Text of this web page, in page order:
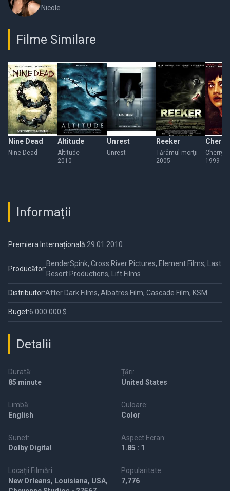
Nicole
Filme Similare
Nine Dead
Nine Dead
Altitude
Altitude
2010
Unrest
Unrest
Reeker
Tărâmul morţii
2005
Cherry
1999
Informații
Premiera Internațională:29.01.2010
Producător:
BenderSpink, Cross River Pictures, Element Films, Last
Resort Productions, Lift Films
Distribuitor:After Dark Films, Albatros Film, Cascade Film, KSM
Buget:6.000.000 $
Detalii
Durată:
85 minute
Țări:
United States
Limbă:
English
Culoare:
Color
Sunet:
Dolby Digital
Aspect Ecran:
1.85 : 1
Locații Filmări:
New Orleans, Louisiana, USA,
Popularitate:
7,776